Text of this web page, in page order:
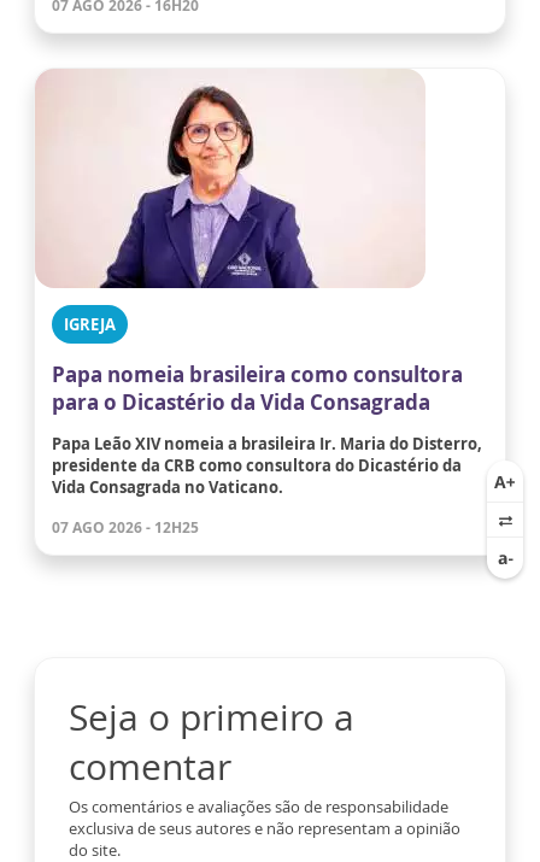
07 AGO 2026 - 16H20
IGREJA
Papa nomeia brasileira como consultora
para o Dicastério da Vida Consagrada
Papa Leão XIV nomeia a brasileira Ir. Maria do Disterro,
presidente da CRB como consultora do Dicastério da
Vida Consagrada no Vaticano.
07 AGO 2026 - 12H25
Seja o primeiro a
comentar
Os comentários e avaliações são de responsabilidade
exclusiva de seus autores e não representam a opinião
do site.